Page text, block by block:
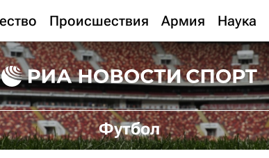
Происшествия Армия Наука
Футбол